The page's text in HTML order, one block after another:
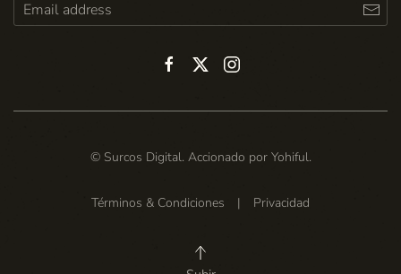
© Surcos Digital. Accionado por Yohiful.
Términos & Condiciones | Privacidad